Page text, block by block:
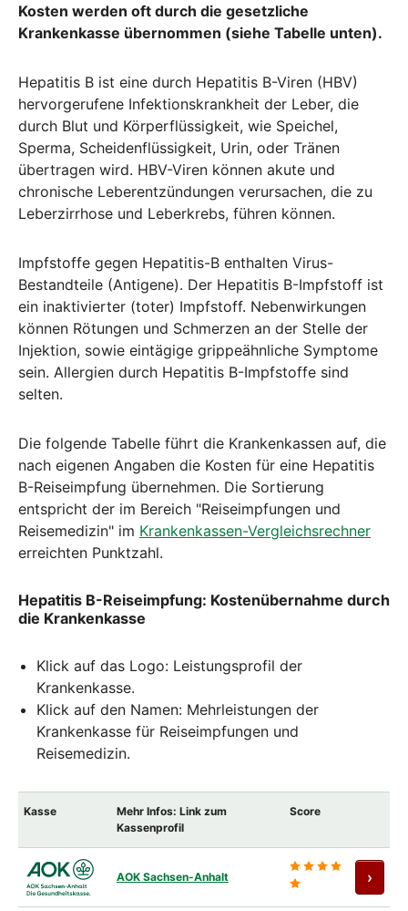
Kosten werden oft durch die gesetzliche
Krankenkasse übernommen (siehe Tabelle unten).
Hepatitis B ist eine durch Hepatitis B-Viren (HBV)
hervorgerufene Infektionskrankheit der Leber, die
durch Blut und Körperflüssigkeit, wie Speichel,
Sperma, Scheidenflüssigkeit, Urin, oder Tränen
übertragen wird. HBV-Viren können akute und
chronische Leberentzündungen verursachen, die zu
Leberzirrhose und Leberkrebs, führen können.
Impfstoffe gegen Hepatitis-B enthalten Virus-
Bestandteile (Antigene). Der Hepatitis B-Impfstoff ist
ein inaktivierter (toter) Impfstoff. Nebenwirkungen
können Rötungen und Schmerzen an der Stelle der
Injektion, sowie eintägige grippeähnliche Symptome
sein. Allergien durch Hepatitis B-Impfstoffe sind
selten.
Die folgende Tabelle führt die Krankenkassen auf, die
nach eigenen Angaben die Kosten für eine Hepatitis
B-Reiseimpfung übernehmen. Die Sortierung
entspricht der im Bereich "Reiseimpfungen und
Reisemedizin" im Krankenkassen-Vergleichsrechner
erreichten Punktzahl.
Hepatitis B-Reiseimpfung: Kostenübernahme durch
die Krankenkasse
Klick auf das Logo: Leistungsprofil der
Krankenkasse.
Klick auf den Namen: Mehrleistungen der
Krankenkasse für Reiseimpfungen und
Reisemedizin.
Kasse
Mehr Infos: Link zum
Kassenprofil
Score
AOK Sachsen-Anhalt ›